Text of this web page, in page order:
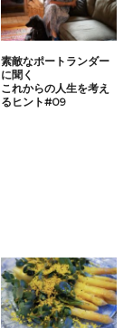
素敵なポートランダー
に聞く
これからの人生を考え
るヒント#09